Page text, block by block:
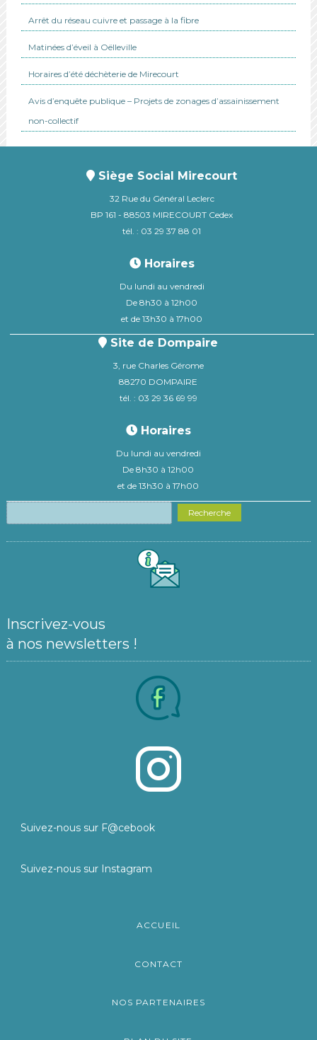
Arrêt du réseau cuivre et passage à la fibre
Matinées d’éveil à Oëlleville
Horaires d’été déchèterie de Mirecourt
Avis d’enquête publique – Projets de zonages d’assainissement
non-collectif
Siège Social Mirecourt
32 Rue du Général Leclerc
BP 161 - 88503 MIRECOURT Cedex
tél. : 03 29 37 88 01
Horaires
Du lundi au vendredi
De 8h30 à 12h00
et de 13h30 à 17h00
Site de Dompaire
3, rue Charles Gérome
88270 DOMPAIRE
tél. : 03 29 36 69 99
Horaires
Du lundi au vendredi
De 8h30 à 12h00
et de 13h30 à 17h00
Recherche
Inscrivez-vous
à nos newsletters !
Suivez-nous sur F@cebook
Suivez-nous sur Instagram
ACCUEIL
CONTACT
NOS PARTENAIRES